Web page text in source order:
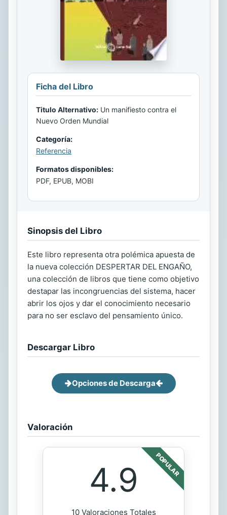
Ficha del Libro
Titulo Alternativo: Un manifiesto contra el
Nuevo Orden Mundial
Categoría:
Referencia
Formatos disponibles:
PDF, EPUB, MOBI
Sinopsis del Libro
Este libro representa otra polémica apuesta de
la nueva colección DESPERTAR DEL ENGAÑO,
una colección de libros que tiene como objetivo
destapar las incongruencias del sistema, hacer
abrir los ojos y dar el conocimiento necesario
para no ser esclavo del pensamiento único.
Descargar Libro
Opciones de Descarga
Valoración
POPULAR
4.9
10 Valoraciones Totales